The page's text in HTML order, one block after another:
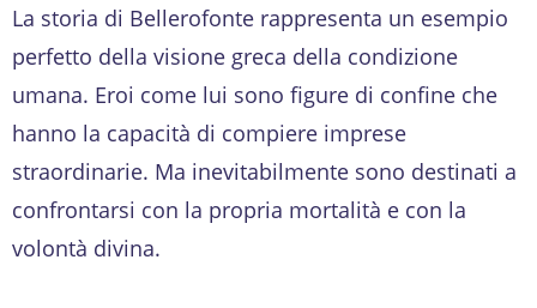
La storia di Bellerofonte rappresenta un esempio
perfetto della visione greca della condizione
umana. Eroi come lui sono figure di confine che
hanno la capacità di compiere imprese
straordinarie. Ma inevitabilmente sono destinati a
confrontarsi con la propria mortalità e con la
volontà divina.